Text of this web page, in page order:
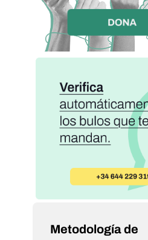
Metodología de